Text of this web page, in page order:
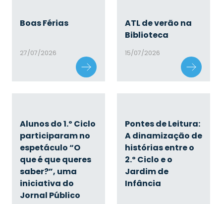
Boas Férias
27/07/2026
ATL de verão na
Biblioteca
15/07/2026
Alunos do 1.º Ciclo
participaram no
espetáculo “O
que é que queres
saber?”, uma
iniciativa do
Jornal Público
Pontes de Leitura:
A dinamização de
histórias entre o
2.º Ciclo e o
Jardim de
Infância